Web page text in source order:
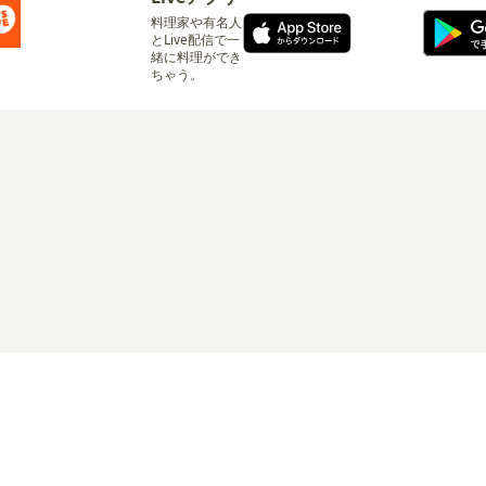
料理家や有名人
とLive配信で一
緒に料理ができ
ちゃう。